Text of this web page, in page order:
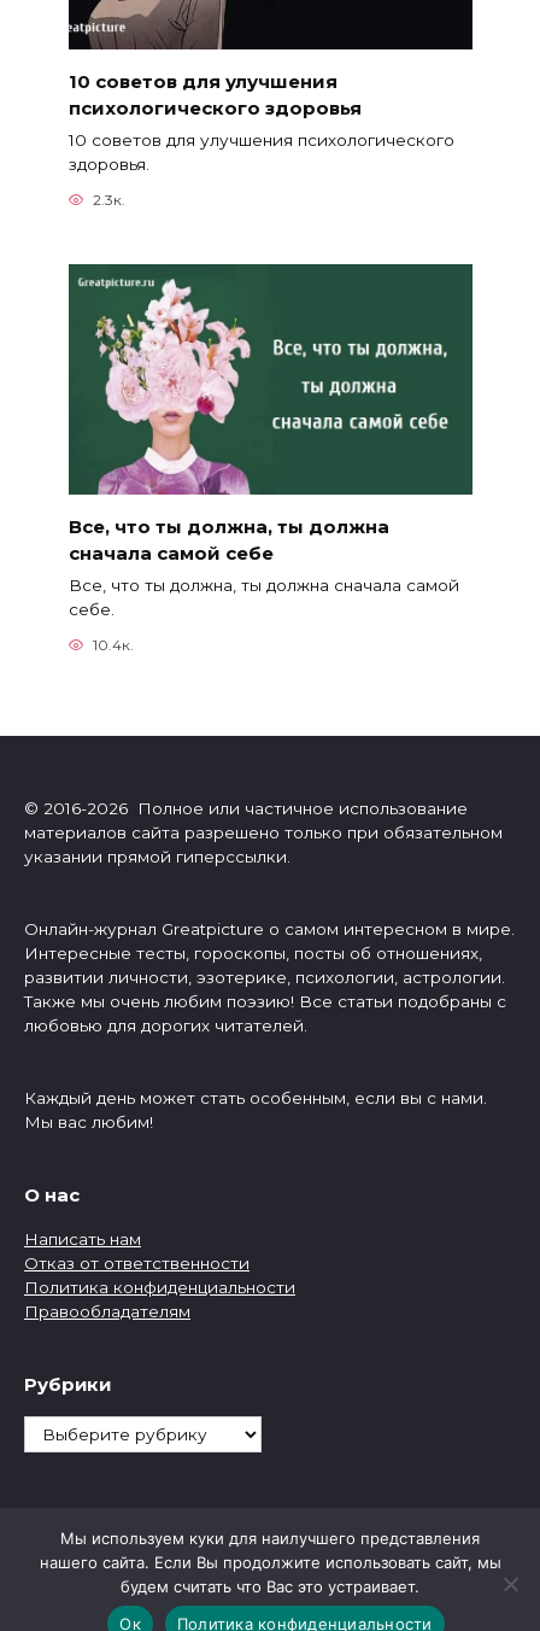
10 советов для улучшения
психологического здоровья
10 советов для улучшения психологического
здоровья.
2.3к.
Все, что ты должна, ты должна
сначала самой себе
Все, что ты должна, ты должна сначала самой
себе.
10.4к.
© 2016-2026 Полное или частичное использование
материалов сайта разрешено только при обязательном
указании прямой гиперссылки.
Онлайн-журнал Greatpicture о самом интересном в мире.
Интересные тесты, гороскопы, посты об отношениях,
развитии личности, эзотерике, психологии, астрологии.
Также мы очень любим поэзию! Все статьи подобраны с
любовью для дорогих читателей.
Каждый день может стать особенным, если вы с нами.
Мы вас любим!
О нас
Написать нам
Отказ от ответственности
Политика конфиденциальности
Правообладателям
Рубрики
Рубрики
Мы используем куки для наилучшего представления
нашего сайта. Если Вы продолжите использовать сайт, мы
будем считать что Вас это устраивает.
Ок
Политика конфиденциальности